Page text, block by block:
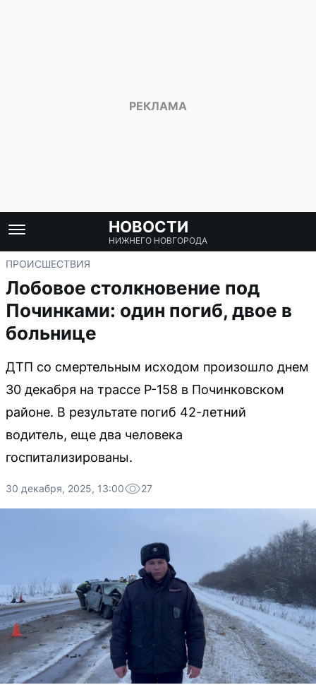
НОВОСТИ
НИЖНЕГО НОВГОРОДА
ПРОИСШЕСТВИЯ
Лобовое столкновение под
Починками: один погиб, двое в
больнице
ДТП со смертельным исходом произошло днем
30 декабря на трассе Р-158 в Починковском
районе. В результате погиб 42-летний
водитель, еще два человека
госпитализированы.
30 декабря, 2025, 13:00 27